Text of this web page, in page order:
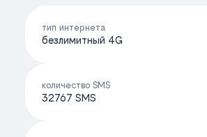
тип интернета
безлимитный 4G
количество SMS
32767 SMS